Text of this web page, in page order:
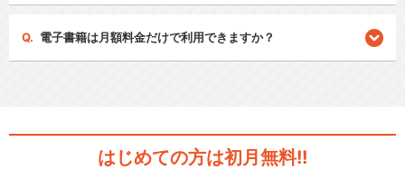
電子書籍は月額料金だけで利用できますか？
はじめての方は初月無料!!